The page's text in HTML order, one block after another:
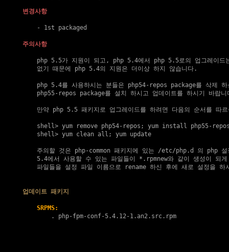
변경사항
    - 1st packaged
주의사항
php 5.5가 지원이 되고, php 5.4에서 php 5.5로의 업그레이드
    없기 때문에 php 5.4의 지원은 더이상 하지 않습니다.
php 5.4를 사용하시는 분들은 php54-repos package를 삭제 하
php55-repos package를 설치 하시고 업데이트를 하시기 바랍니
만약 php 5.5 패키지로 업그레이드를 하려면 다음의 순서를 따
shell> yum remove php54-repos; yum install php55-
    shell> yum clean all; yum update
주의할 것은 php-common 패키지에 있는 /etc/php.d 의 php 설
5.4에서 사용할 수 있는 파일들이 *.rpmnew와 같이 생성이 되게
파일들을 설정 파일 이름으로 rename 하신 후에 새로 설정을 하
업데이트 패키지
SRPMS:
        .
php-fpm-conf-5.4.12-1.an2.src.rpm